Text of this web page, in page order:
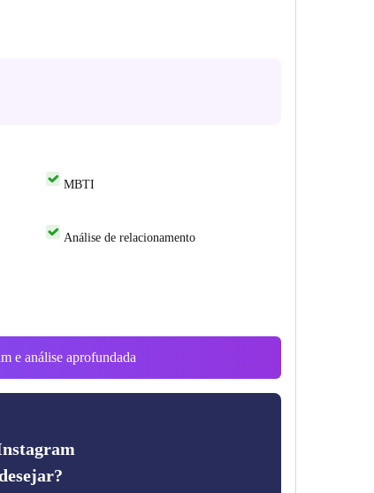
MBTI
Análise de relacionamento
e análise aprofundada